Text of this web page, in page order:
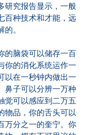
研究报告显示，一般
百种技术和才能，远
。
脑袋可以储存一百
你的消化系统运作一
以在一秒钟内做出一
鼻子可以分辨一万种
觉可以感应到二万五
物品，你的舌头可以
万分之一的奎宁。你